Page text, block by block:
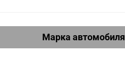
Марка автомобиля